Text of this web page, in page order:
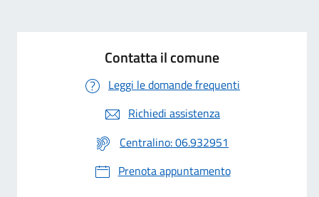
Contatta il comune
Leggi le domande frequenti
Richiedi assistenza
Centralino: 06.932951
Prenota appuntamento